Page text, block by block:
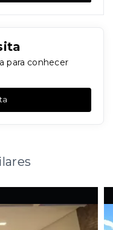
para conhecer